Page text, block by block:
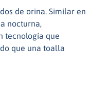
de orina. Similar en
nocturna,
tecnología que
que una toalla